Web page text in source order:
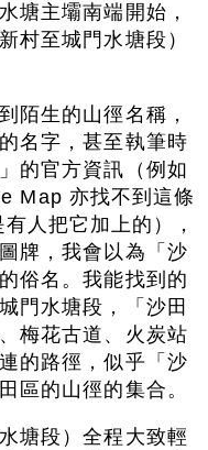
塘主壩南端開始，
村至城門水塘段）
陌生的山徑名稱，
名字，甚至執筆時
的官方資訊（例如
Map 亦找不到這條
人把它加上的），
牌，我會以為「沙
俗名。我能找到的
門水塘段，「沙田
梅花古道、火炭站
的路徑，似乎「沙
區的山徑的集合。
塘段）全程大致輕